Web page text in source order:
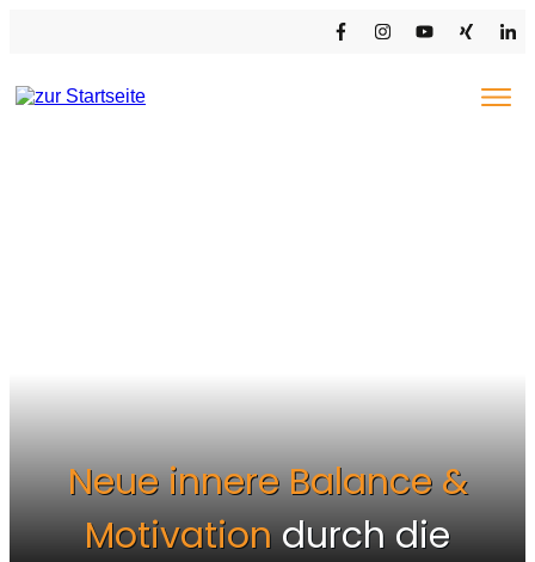
Neue innere Balance &
Motivationdurch die